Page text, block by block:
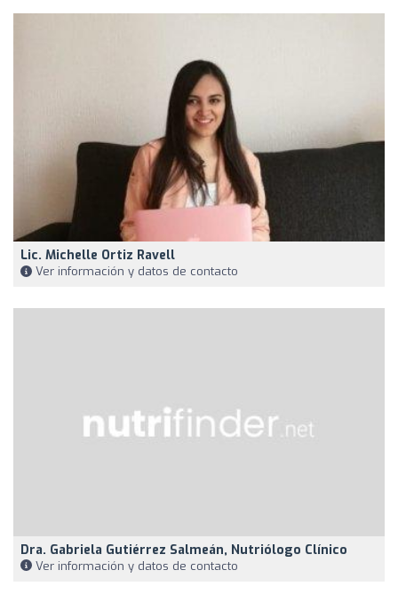
Lic. Michelle Ortiz Ravell
Ver información y datos de contacto
Dra. Gabriela Gutiérrez Salmeán, Nutriólogo Clínico
Ver información y datos de contacto